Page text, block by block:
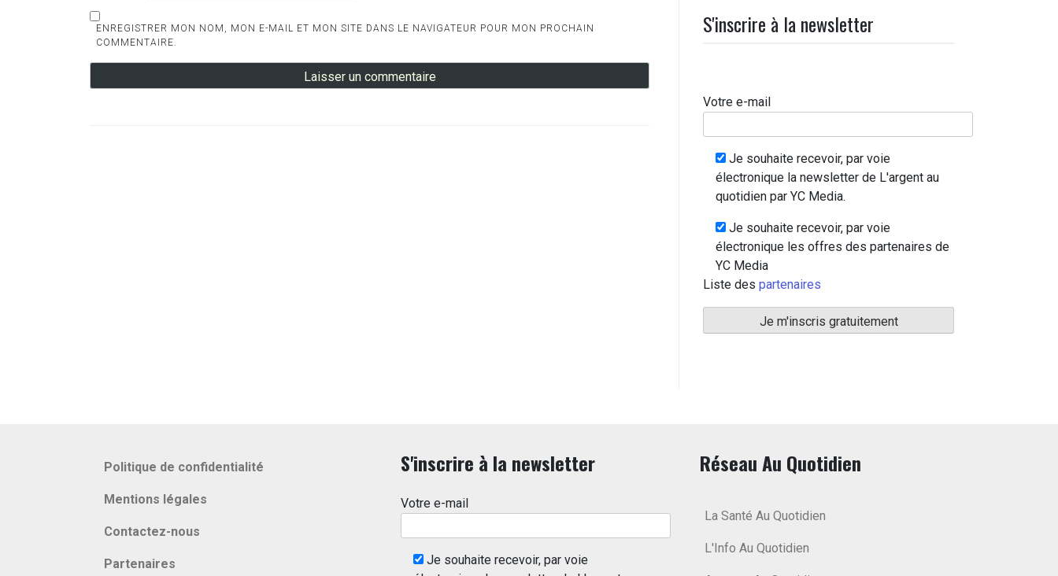
ENREGISTRER MON NOM, MON E-MAIL ET MON SITE DANS LE NAVIGATEUR POUR MON PROCHAIN
COMMENTAIRE.
S'inscrire à la newsletter
Votre e-mail
Je souhaite recevoir, par voie
électronique la newsletter de L'argent au
quotidien par YC Media.
Je souhaite recevoir, par voie
électronique les offres des partenaires de
YC Media
Liste des partenaires
Politique de confidentialité
Mentions légales
Contactez-nous
Partenaires
S'inscrire à la newsletter
Votre e-mail
Je souhaite recevoir, par voie
Réseau Au Quotidien
La Santé Au Quotidien
L'Info Au Quotidien